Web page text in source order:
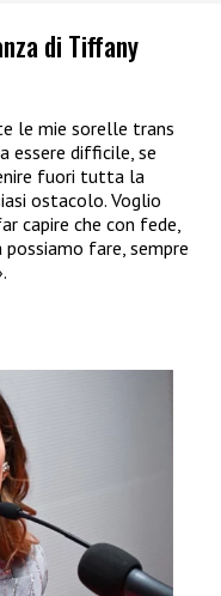
di Tiffany
le mie sorelle trans
essere difficile, se
fuori tutta la
ostacolo. Voglio
capire che con fede,
fare, sempre